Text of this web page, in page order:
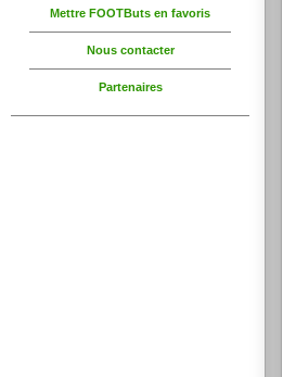
Mettre FOOTButs en favoris
Nous contacter
Partenaires